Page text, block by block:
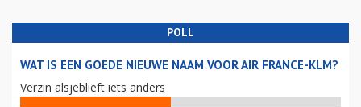
POLL
WAT IS EEN GOEDE NIEUWE NAAM VOOR AIR FRANCE-KLM?
Verzin alsjeblieft iets anders